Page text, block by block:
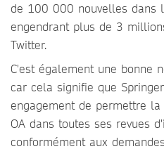
de 100 000 nouvelles dans
engendrant plus de 3
Twitter.
C'est également une bonne
car cela signifie que
engagement de permettre
OA dans toutes ses revues
conformément aux